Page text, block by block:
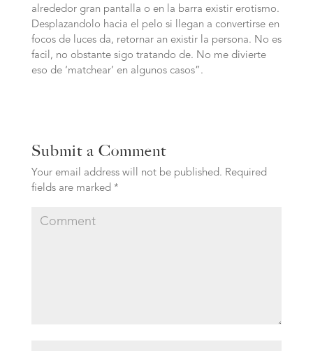
alrededor gran pantalla o en la barra existir erotismo.
Desplazandolo hacia el pelo si llegan a convertirse en
focos de luces da, retornar an existir la persona. No es
facil, no obstante sigo tratando de. No me divierte
eso de ‘matchear’ en algunos casos”.
Submit a Comment
Your email address will not be published. Required
fields are marked *